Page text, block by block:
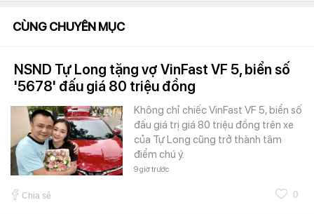
CÙNG CHUYÊN MỤC
NSND Tự Long tặng vợ VinFast VF 5, biển số
'5678' đấu giá 80 triệu đồng
Không chỉ chiếc VinFast VF 5, biển số
đấu giá trị giá 80 triệu đồng trên xe
của Tự Long cũng trở thành tâm
điểm chú ý.
9 giờ trước
Chia sẻ 0